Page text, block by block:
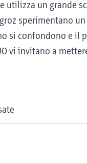
un grande
sperimentano
si confondono e
vi invitano a